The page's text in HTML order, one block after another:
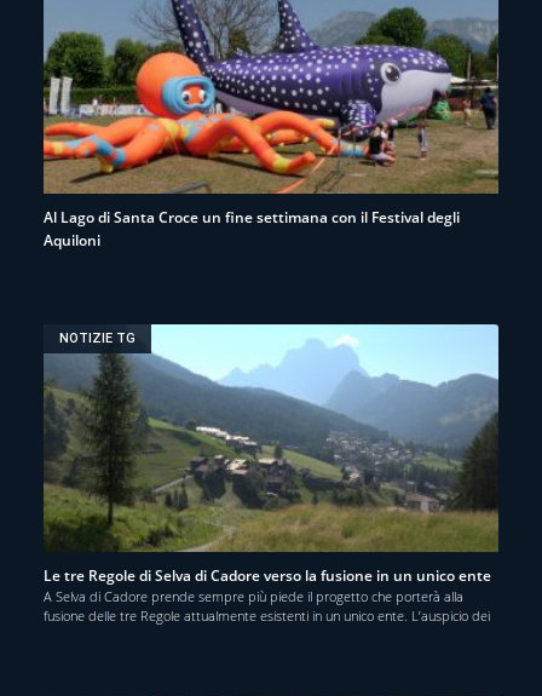
Al Lago di Santa Croce un fine settimana con il Festival degli
Aquiloni
NOTIZIE TG
Le tre Regole di Selva di Cadore verso la fusione in un unico ente
A Selva di Cadore prende sempre più piede il progetto che porterà alla
fusione delle tre Regole attualmente esistenti in un unico ente. L’auspicio dei